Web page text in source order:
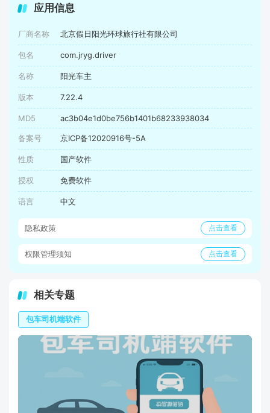
应用信息
厂商名称 北京假日阳光环球旅行社有限公司
包名 com.jryg.driver
名称 阳光车主
版本 7.22.4
MD5 ac3b04e1d0be756b1401b68233938034
备案号 京ICP备12020916号-5A
性质 国产软件
授权 免费软件
语言 中文
隐私政策 点击查看
权限管理须知 点击查看
相关专题
包车司机端软件